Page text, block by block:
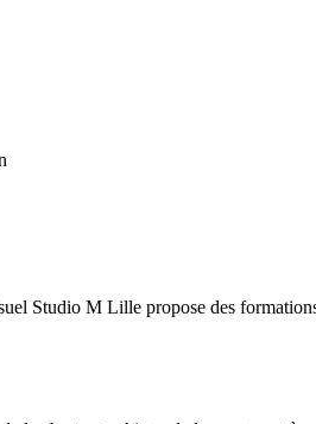
Studio M Lille propose des